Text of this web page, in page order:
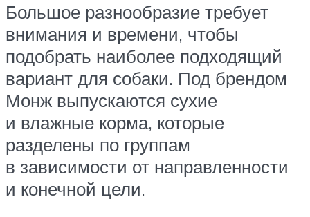
Большое разнообразие требует
внимания и времени, чтобы
подобрать наиболее подходящий
вариант для собаки. Под брендом
Монж выпускаются сухие
и влажные корма, которые
разделены по группам
в зависимости от направленности
и конечной цели.